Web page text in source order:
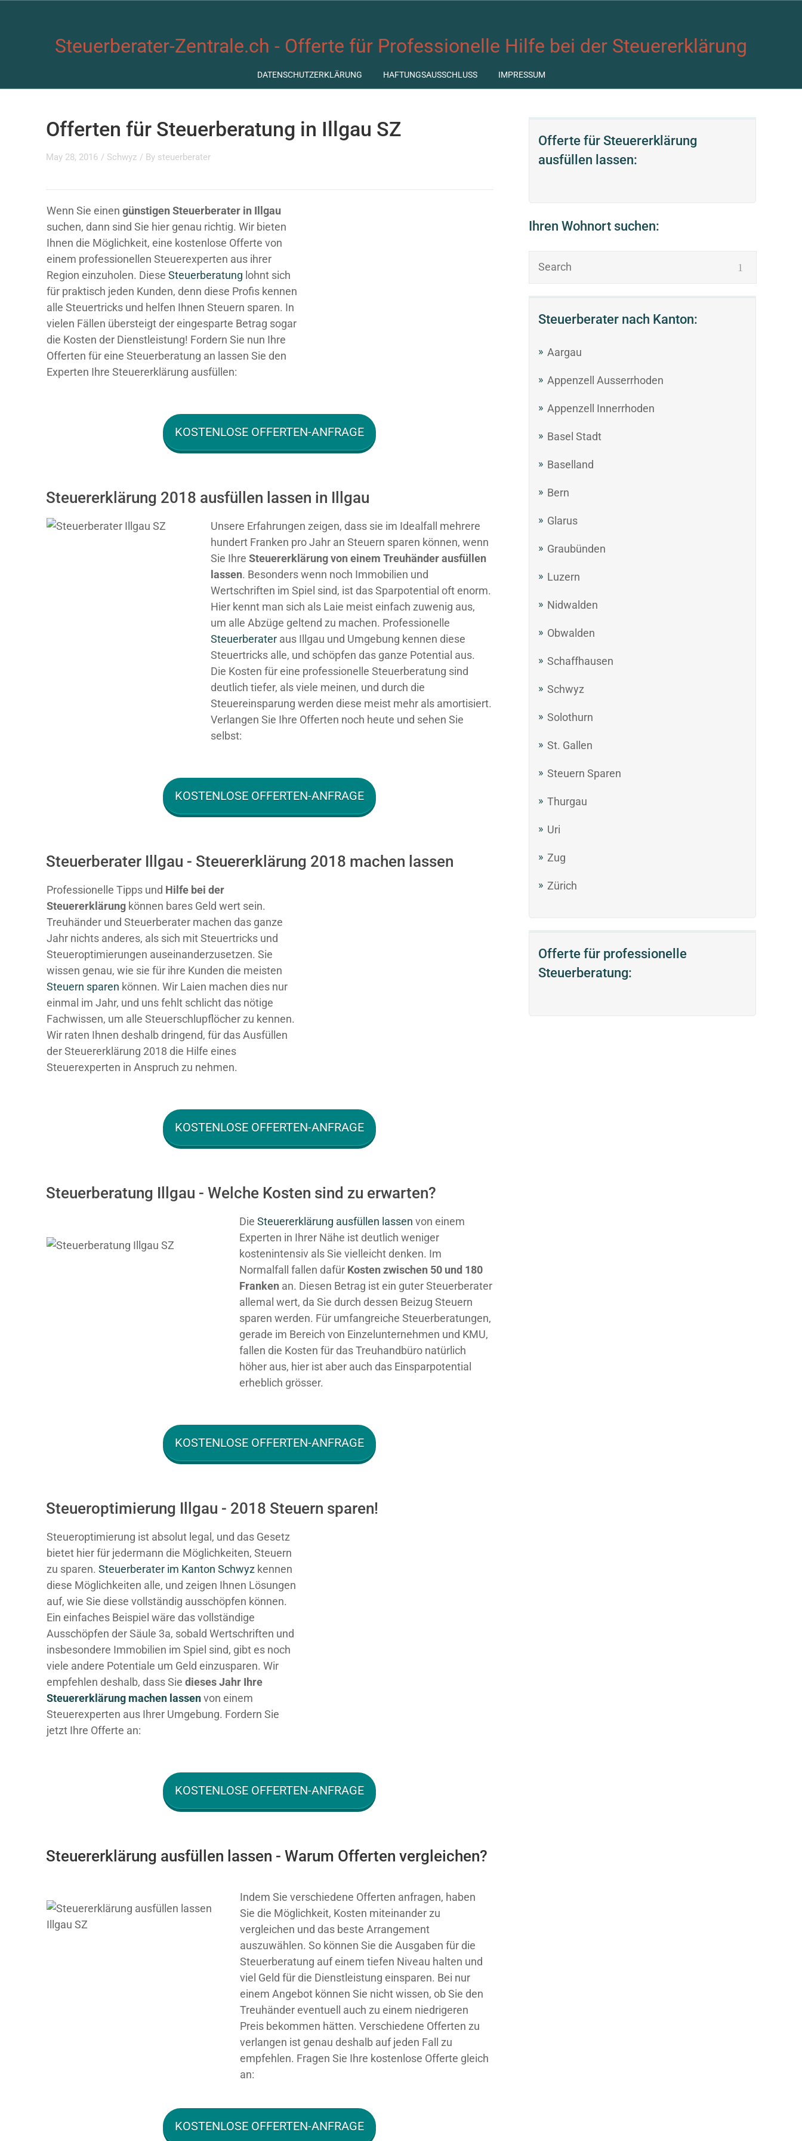
Steuerberater-Zentrale.ch - Offerte für Professionelle Hilfe bei der Steuererklärung
DATENSCHUTZERKLÄRUNG HAFTUNGSAUSSCHLUSS IMPRESSUM
Offerte für Steuererklärung
ausfüllen lassen:
Ihren Wohnort suchen:
Steuerberater nach Kanton:
Aargau
Appenzell Ausserrhoden
Appenzell Innerrhoden
Basel Stadt
Baselland
Bern
Glarus
Graubünden
Luzern
Nidwalden
Obwalden
Schaffhausen
Schwyz
Solothurn
St. Gallen
Steuern Sparen
Thurgau
Uri
Zug
Zürich
Offerte für professionelle
Steuerberatung:
Offerten für Steuerberatung in Illgau SZ
May 28, 2016 / Schwyz / By steuerberater
Wenn Sie einen günstigen Steuerberater in Illgau
suchen, dann sind Sie hier genau richtig. Wir bieten
Ihnen die Möglichkeit, eine kostenlose Offerte von
einem professionellen Steuerexperten aus ihrer
Region einzuholen. Diese Steuerberatung lohnt sich
für praktisch jeden Kunden, denn diese Profis kennen
alle Steuertricks und helfen Ihnen Steuern sparen. In
vielen Fällen übersteigt der eingesparte Betrag sogar
die Kosten der Dienstleistung! Fordern Sie nun Ihre
Offerten für eine Steuerberatung an lassen Sie den
Experten Ihre Steuererklärung ausfüllen:
KOSTENLOSE OFFERTEN-ANFRAGE
Steuererklärung 2018 ausfüllen lassen in Illgau
Unsere Erfahrungen zeigen, dass sie im Idealfall mehrere
hundert Franken pro Jahr an Steuern sparen können, wenn
Sie Ihre Steuererklärung von einem Treuhänder ausfüllen
lassen. Besonders wenn noch Immobilien und
Wertschriften im Spiel sind, ist das Sparpotential oft enorm.
Hier kennt man sich als Laie meist einfach zuwenig aus,
um alle Abzüge geltend zu machen. Professionelle
Steuerberater aus Illgau und Umgebung kennen diese
Steuertricks alle, und schöpfen das ganze Potential aus.
Die Kosten für eine professionelle Steuerberatung sind
deutlich tiefer, als viele meinen, und durch die
Steuereinsparung werden diese meist mehr als amortisiert.
Verlangen Sie Ihre Offerten noch heute und sehen Sie
selbst:
KOSTENLOSE OFFERTEN-ANFRAGE
Steuerberater Illgau - Steuererklärung 2018 machen lassen
Professionelle Tipps und Hilfe bei der
Steuererklärung können bares Geld wert sein.
Treuhänder und Steuerberater machen das ganze
Jahr nichts anderes, als sich mit Steuertricks und
Steueroptimierungen auseinanderzusetzen. Sie
wissen genau, wie sie für ihre Kunden die meisten
Steuern sparen können. Wir Laien machen dies nur
einmal im Jahr, und uns fehlt schlicht das nötige
Fachwissen, um alle Steuerschlupflöcher zu kennen.
Wir raten Ihnen deshalb dringend, für das Ausfüllen
der Steuererklärung 2018 die Hilfe eines
Steuerexperten in Anspruch zu nehmen.
KOSTENLOSE OFFERTEN-ANFRAGE
Steuerberatung Illgau - Welche Kosten sind zu erwarten?
Die Steuererklärung ausfüllen lassen von einem
Experten in Ihrer Nähe ist deutlich weniger
kostenintensiv als Sie vielleicht denken. Im
Normalfall fallen dafür Kosten zwischen 50 und 180
Franken an. Diesen Betrag ist ein guter Steuerberater
allemal wert, da Sie durch dessen Beizug Steuern
sparen werden. Für umfangreiche Steuerberatungen,
gerade im Bereich von Einzelunternehmen und KMU,
fallen die Kosten für das Treuhandbüro natürlich
höher aus, hier ist aber auch das Einsparpotential
erheblich grösser.
KOSTENLOSE OFFERTEN-ANFRAGE
Steueroptimierung Illgau - 2018 Steuern sparen!
Steueroptimierung ist absolut legal, und das Gesetz
bietet hier für jedermann die Möglichkeiten, Steuern
zu sparen. Steuerberater im K anton Schwyz kennen
diese Möglichkeiten alle, und zeigen Ihnen Lösungen
auf, wie Sie diese vollständig ausschöpfen können.
Ein einfaches Beispiel wäre das vollständige
Ausschöpfen der Säule 3a, sobald Wertschriften und
insbesondere Immobilien im Spiel sind, gibt es noch
viele andere Potentiale um Geld einzusparen. Wir
empfehlen deshalb, dass Sie diesesJahr Ihre
Steuererklärung machen lassenvon einem
Steuerexperten aus Ihrer Umgebung. Fordern Sie
jetzt Ihre Offerte an:
KOSTENLOSE OFFERTEN-ANFRAGE
Steuererklärung ausfüllen lassen - Warum Offerten vergleichen?
Indem Sie verschiedene Offerten anfragen, haben
Sie die Möglichkeit, Kosten miteinander zu
vergleichen und das beste Arrangement
auszuwählen. So können Sie die Ausgaben für die
Steuerberatung auf einem tiefen Niveau halten und
viel Geld für die Dienstleistung einsparen. Bei nur
einem Angebot können Sie nicht wissen, ob Sie den
Treuhänder eventuell auch zu einem niedrigeren
Preis bekommen hätten. Verschiedene Offerten zu
verlangen ist genau deshalb auf jeden Fall zu
empfehlen. Fragen Sie Ihre kostenlose Offerte gleich
an:
KOSTENLOSE OFFERTEN-ANFRAGE